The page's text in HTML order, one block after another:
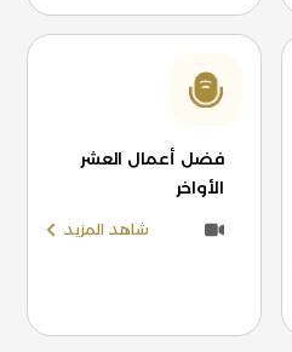
فضل أعمال العشر
الأواخر
شاهد المزيد